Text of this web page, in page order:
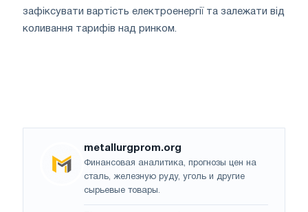
зафіксувати вартість електроенергії та залежати від
коливання тарифів над ринком.
metallurgprom.org
Финансовая аналитика, прогнозы цен на
сталь, железную руду, уголь и другие
сырьевые товары.